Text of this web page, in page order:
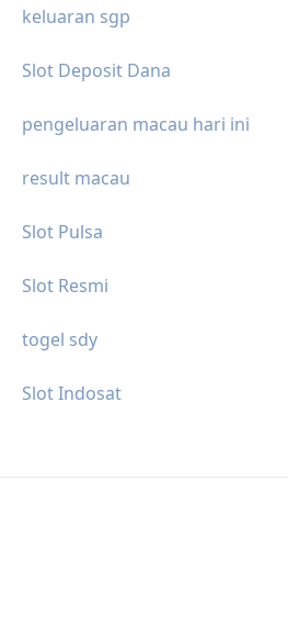
keluaran sgp
Slot Deposit Dana
pengeluaran macau hari ini
result macau
Slot Pulsa
Slot Resmi
togel sdy
Slot Indosat